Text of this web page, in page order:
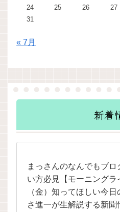
24
25 26 27
31
« 7月
新着
まっさんのなんでもブ
い方必見【モーニングラ
（金）知ってほしい今
さ進一が生解説する新